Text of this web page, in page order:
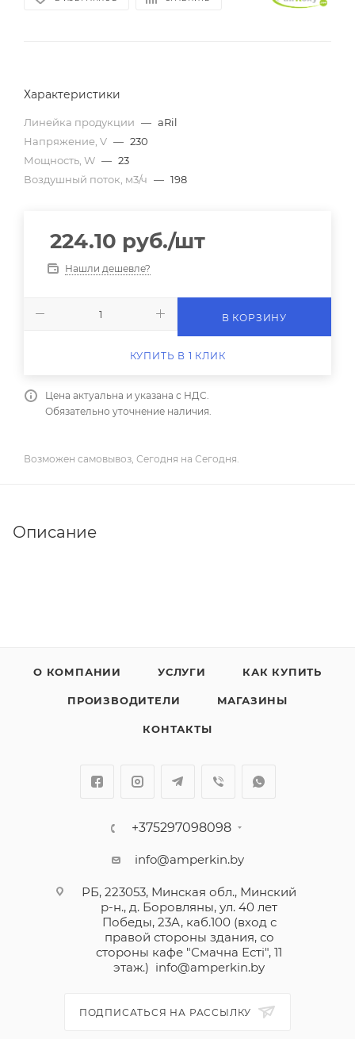
Характеристики
Линейка продукции — aRil
Напряжение, V — 230
Мощность, W — 23
Воздушный поток, м3/ч — 198
224.10 руб./шт
Нашли дешевле?
В КОРЗИНУ
КУПИТЬ В 1 КЛИК
Цена актуальна и указана с НДС.
Обязательно уточнение наличия.
Возможен самовывоз, Сегодня на Сегодня.
Описание
О КОМПАНИИ УСЛУГИ КАК КУПИТЬ
ПРОИЗВОДИТЕЛИ МАГАЗИНЫ
КОНТАКТЫ
+375297098098
info@amperkin.by
РБ, 223053, Минская обл., Минский
р-н., д. Боровляны, ул. 40 лет
Победы, 23А, каб.100 (вход с
правой стороны здания, со
стороны кафе "Смачна Естi", 11
этаж.) info@amperkin.by
ПОДПИСАТЬСЯ НА РАССЫЛКУ